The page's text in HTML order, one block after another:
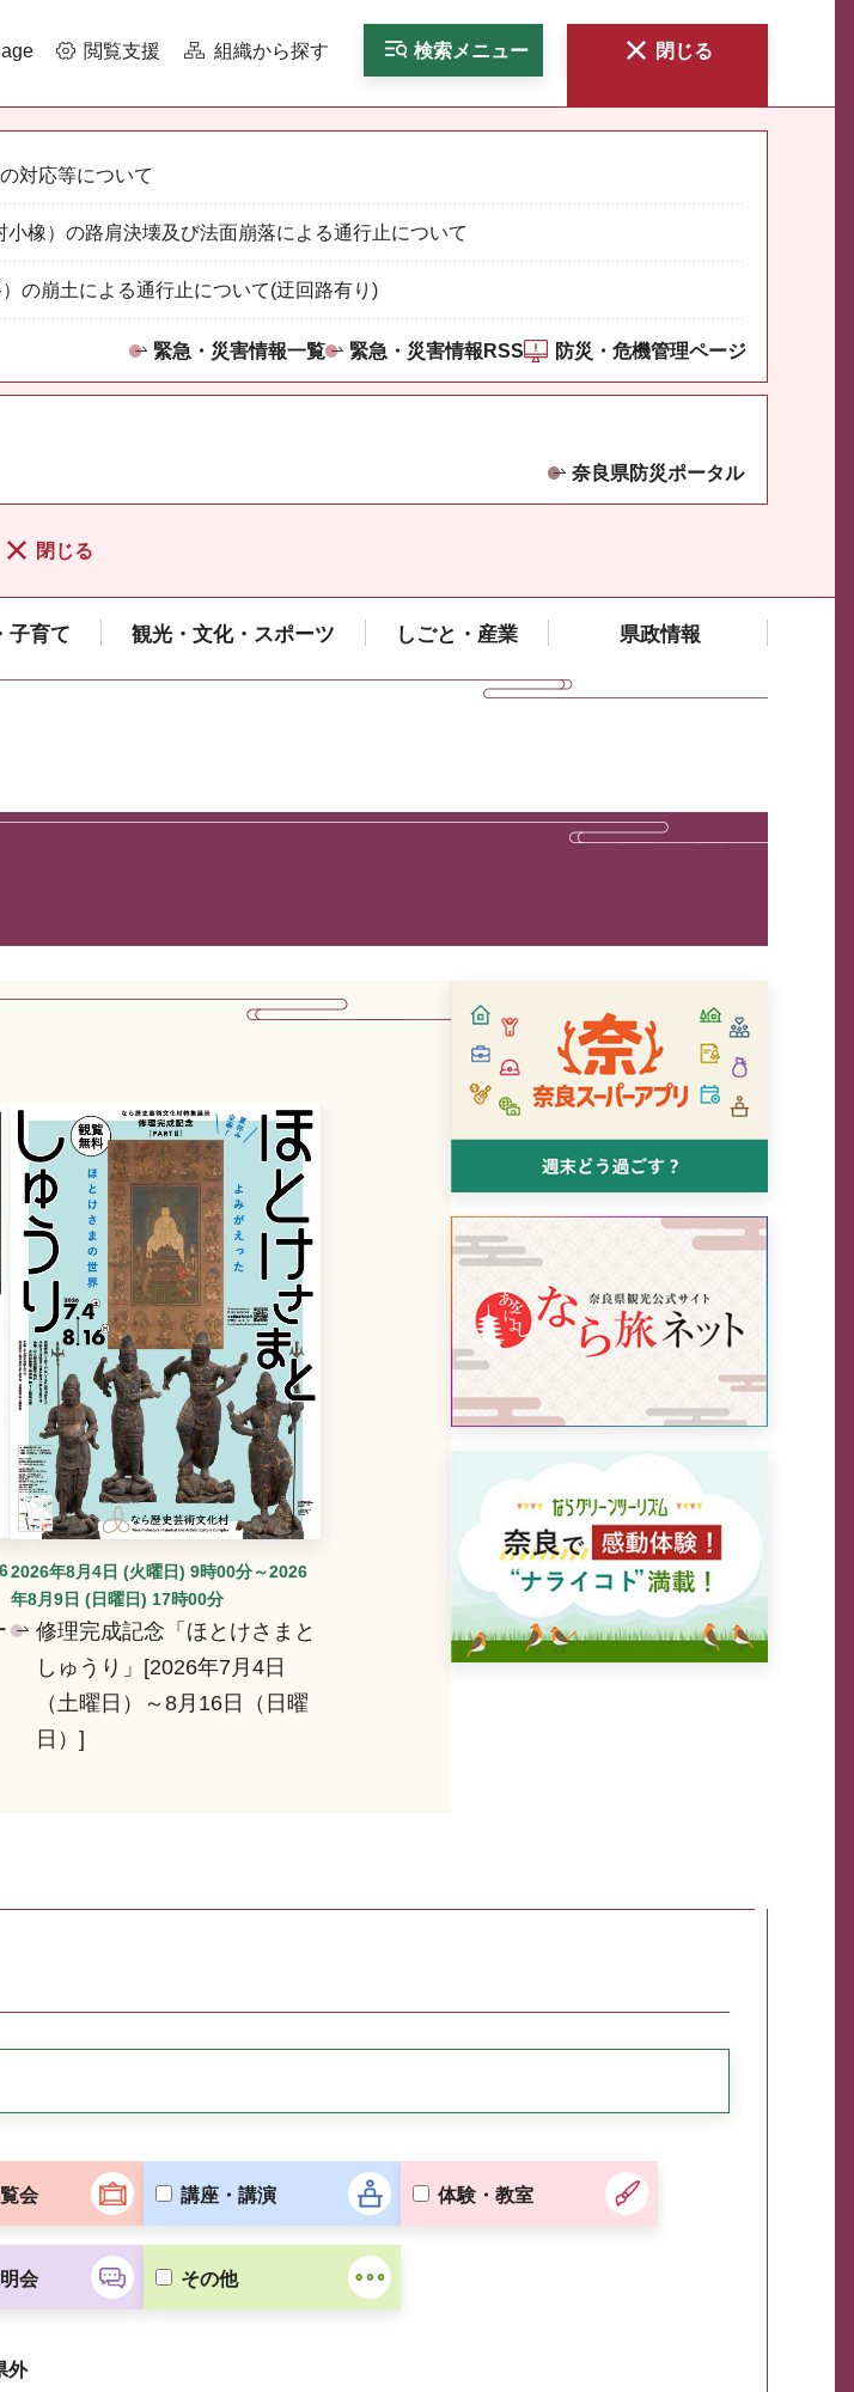
閲覧支援 組織から探す 検索メニュー 閉じる
対応等について
橡）の路肩決壊及び法面崩落による通行止について
の崩土による通行止について(迂回路有り)
緊急・災害情報一覧 緊急・災害情報RSS 防災・危機管理ページ
奈良県防災ポータル
閉じる
子育て 観光・文化・スポーツ しごと・産業 県政情報
2026年8月4日 (火曜日) 9時00分～2026
年8月9日 (日曜日) 17時00分
修理完成記念「ほとけさまと
しゅうり」[2026年7月4日
（土曜日）～8月16日（日曜
日）]
会 講座・講演 体験・教室
会 その他
外